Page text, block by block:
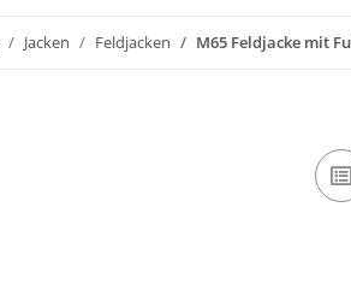
Jacken Feldjacken M65 Feldjacke mit